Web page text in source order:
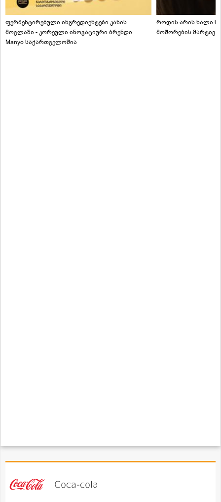
ფერმენტირებული ინგრედიენტები კანის
მოვლაში - კორეული ინოვაციური ბრენდი
Manyo საქართველოშია
როდის არის ხალი
მოშორების
Coca-cola